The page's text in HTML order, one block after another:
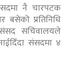
नै चारपटक
प्रतिनिधि
सचिवालयले
संसदमा ४